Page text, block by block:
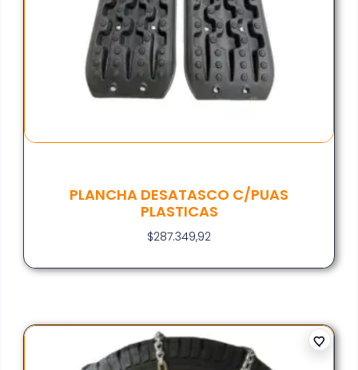
PLANCHA DESATASCO C/PUAS
PLASTICAS
$287.349,92